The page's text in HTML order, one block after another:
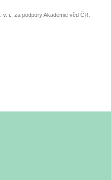
i., za podpory Akademie věd ČR.